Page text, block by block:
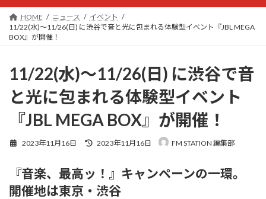
HOME ニュース
イベント
11/22(水)～11/26(日) に渋谷で音と光に包まれる体験型イベント『JBL MEGA
BOX』が開催！
11/22(水)～11/26(日) に渋谷で音
と光に包まれる体験型イベント
『JBL MEGA BOX』が開催！
2023年11月16日
最
新
日
時
2023年11月16日 FM STATION 編集部
『音楽、最高ッ！』キャンペーンの一環。
開催地は東京・渋谷